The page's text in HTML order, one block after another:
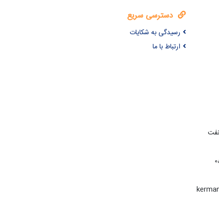
دسترسی سریع
رسیدگی به شکایات
ارتباط با ما